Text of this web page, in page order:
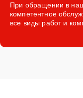
При обращении в
компетентное
все виды работ и